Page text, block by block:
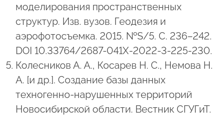
моделирования пространственных
структур. Изв. вузов. Геодезия и
аэрофотосъемка. 2015. №S/5. С. 236–242.
DOI 10.33764/2687-041X-2022-3-225-230.
Колесников А. А., Косарев Н. С., Немова Н.
А. [и др.]. Создание базы данных
техногенно-нарушенных территорий
Новосибирской области. Вестник СГУГиТ.